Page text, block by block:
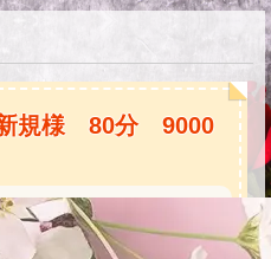
規様 80分 9000